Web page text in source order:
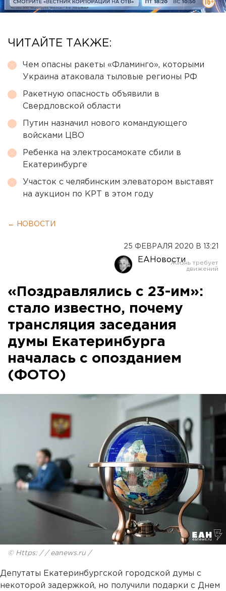
ЧИТАЙТЕ ТАКЖЕ:
Чем опасны ракеты «Фламинго», которыми
Украина атаковала тыловые регионы РФ
Ракетную опасность объявили в
Свердловской области
Путин назначил нового командующего
войсками ЦВО
Ребенка на электросамокате сбили в
Екатеринбурге
Участок с челябинским элеватором выставят
на аукцион по КРТ в этом году
← НОВОСТИ
25 ФЕВРАЛЯ 2020 В 13:21
ЕАНовости
«Поздравлялись с 23-им»:
стало известно, почему
трансляция заседания
думы Екатеринбурга
началась с опозданием
(ФОТО)
© Https: / / eanews.ru /
Депутаты Екатеринбургской городской думы с
некоторой задержкой, но получили подарки с Днем